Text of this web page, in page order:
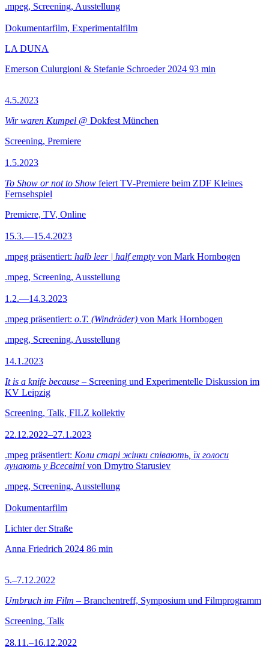
.mpeg, Screening, Ausstellung
Dokumentarfilm, Experimentalfilm
LA DUNA
Emerson Culurgioni & Stefanie Schroeder 2024 93 min
4.5.2023
Wir waren Kumpel @ Dokfest München
Screening, Premiere
1.5.2023
To Show or not to Show feiert TV-Premiere beim ZDF Kleines
Fernsehspiel
Premiere, TV, Online
15.3.—15.4.2023
.mpeg präsentiert: halb leer | half empty von Mark Hornbogen
.mpeg, Screening, Ausstellung
1.2.—14.3.2023
.mpeg präsentiert: o.T. (Windräder) von Mark Hornbogen
.mpeg, Screening, Ausstellung
14.1.2023
It is a knife because – Screening und Experimentelle Diskussion im
KV Leipzig
Screening, Talk, FILZ kollektiv
22.12.2022–27.1.2023
.mpeg präsentiert: Коли старі жінки співають, їх голоси
лунають у Всесвіті von Dmytro Starusiev
.mpeg, Screening, Ausstellung
Dokumentarfilm
Lichter der Straße
Anna Friedrich 2024 86 min
5.–7.12.2022
Umbruch im Film – Branchentreff, Symposium und Filmprogramm
Screening, Talk
28.11.–16.12.2022